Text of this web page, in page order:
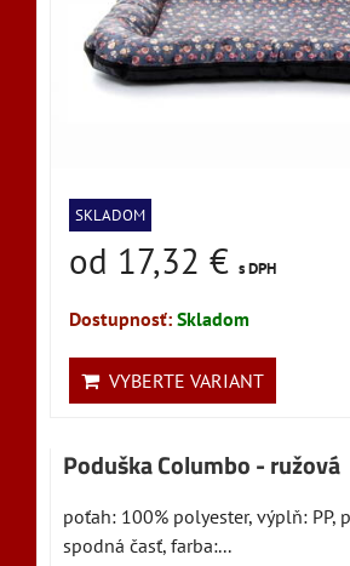
SKLADOM
od 17,32 € s DPH
Dostupnosť: Skladom
VYBERTE VARIANT
Poduška Columbo - ružová
poťah: 100% polyester, výplň: PP,
spodná časť, farba:...